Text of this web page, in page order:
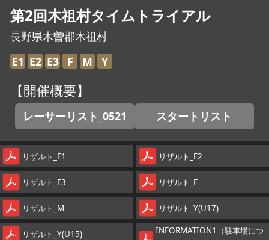
第2回木祖村タイムトライアル
長野県木曽郡木祖村
E1 E2 E3 F M Y
【開催概要】
レーサーリスト_0521 スタートリスト
リザルト_E1 リザルト_E2
リザルト_E3 リザルト_F
リザルト_M リザルト_Y(U17)
リザルト_Y(U15)
INFORMATION1（駐車場につ